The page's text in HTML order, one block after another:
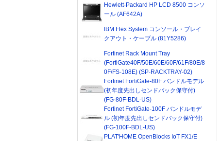
Hewlett-Packard HP LCD 8500 コンソ
ール (AF642A)
IBM Flex System コンソール・ブレイ
クアウト・ケーブル (81Y5286)
Fortinet Rack Mount Tray
(FortiGate40F/50E/60E/60F/61F/80E/8
0F/FS-108E) (SP-RACKTRAY-02)
Fortinet FortiGate-80F バンドルモデル
(初年度先出しセンドバック保守付)
(FG-80F-BDL-US)
Fortinet FortiGate-100F バンドルモデ
ル (初年度先出しセンドバック保守付)
(FG-100F-BDL-US)
PLAT'HOME OpenBlocks IoT FX1/E